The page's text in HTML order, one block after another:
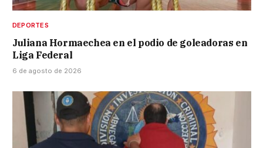
DEPORTES
Juliana Hormaechea en el podio de goleadoras en
Liga Federal
6 de agosto de 2026